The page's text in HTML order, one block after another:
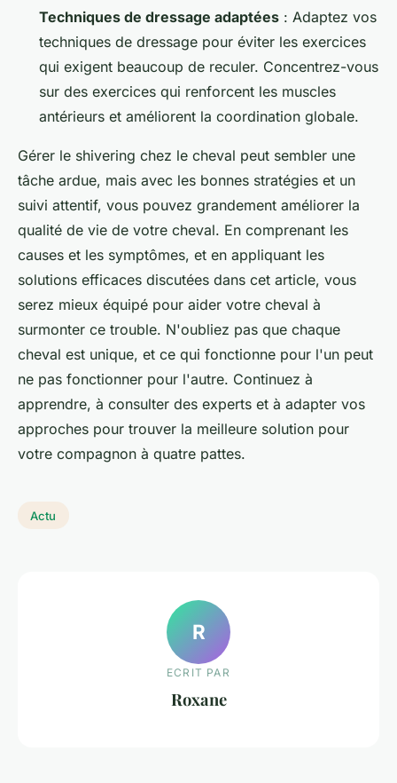
Techniques de dressage adaptées : Adaptez vos
techniques de dressage pour éviter les exercices
qui exigent beaucoup de reculer. Concentrez-vous
sur des exercices qui renforcent les muscles
antérieurs et améliorent la coordination globale.
Gérer le shivering chez le cheval peut sembler une
tâche ardue, mais avec les bonnes stratégies et un
suivi attentif, vous pouvez grandement améliorer la
qualité de vie de votre cheval. En comprenant les
causes et les symptômes, et en appliquant les
solutions efficaces discutées dans cet article, vous
serez mieux équipé pour aider votre cheval à
surmonter ce trouble. N'oubliez pas que chaque
cheval est unique, et ce qui fonctionne pour l'un peut
ne pas fonctionner pour l'autre. Continuez à
apprendre, à consulter des experts et à adapter vos
approches pour trouver la meilleure solution pour
votre compagnon à quatre pattes.
Actu
R
ECRIT PAR
Roxane